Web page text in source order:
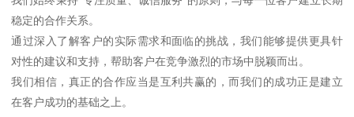
稳定的合作关系。
通过深入了解客户的实际需求和面临的挑战，我们能够提供更具针
对性的建议和支持，帮助客户在竞争激烈的市场中脱颖而出。
我们相信，真正的合作应当是互利共赢的，而我们的成功正是建立
在客户成功的基础之上。